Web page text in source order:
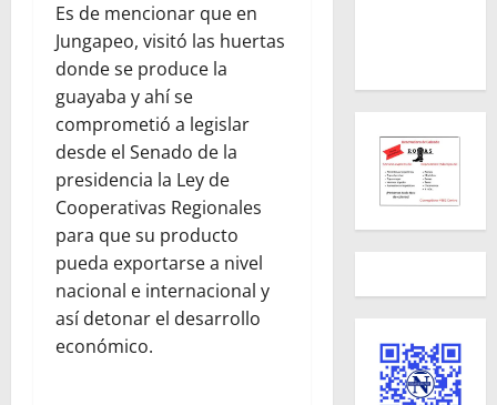
Es de mencionar que en
Jungapeo, visitó las huertas
donde se produce la
guayaba y ahí se
comprometió a legislar
desde el Senado de la
presidencia la Ley de
Cooperativas Regionales
para que su producto
pueda exportarse a nivel
nacional e internacional y
así detonar el desarrollo
económico.